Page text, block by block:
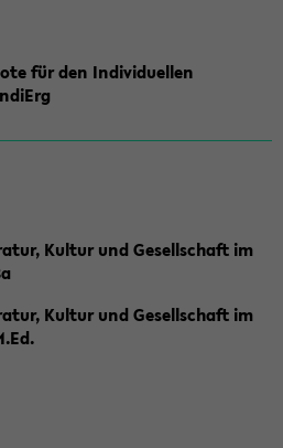
für den Individuellen
Kultur und Gesellschaft im
Kultur und Gesellschaft im